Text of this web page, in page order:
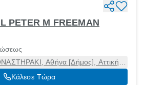
PETER M FREEMAN
Αθήνα [Δήμος], Αττική,
10555
Κάλεσε Τώρα